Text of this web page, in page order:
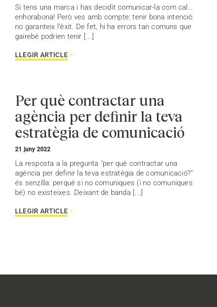
Si tens una marca i has decidit comunicar-la com cal…
enhorabona! Però ves amb compte: tenir bona intenció
no garanteix l’èxit. De fet, hi ha errors tan comuns que
gairebé podrien tenir [...]
LLEGIR ARTICLE
Per què contractar una
agència per definir la teva
estratègia de comunicació
21 juny 2022
La resposta a la pregunta "per què contractar una
agència per definir la teva estratègia de comunicació?"
és senzilla: perquè si no comuniques (i no comuniques
bé) no existeixes. Deixant de banda [...]
LLEGIR ARTICLE